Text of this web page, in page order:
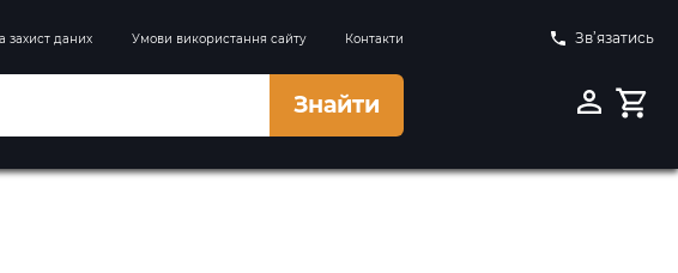
захист даних Умови використання сайту Контакти Зв’язатись
Знайти